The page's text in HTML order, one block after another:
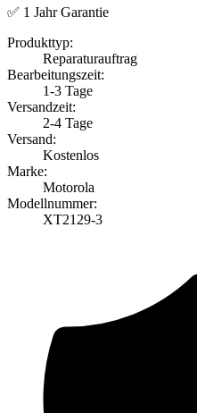
✅ 1 Jahr Garantie
Produkttyp:
Reparaturauftrag
Bearbeitungszeit:
1-3 Tage
Versandzeit:
2-4 Tage
Versand:
Kostenlos
Marke:
Motorola
Modellnummer:
XT2129-3